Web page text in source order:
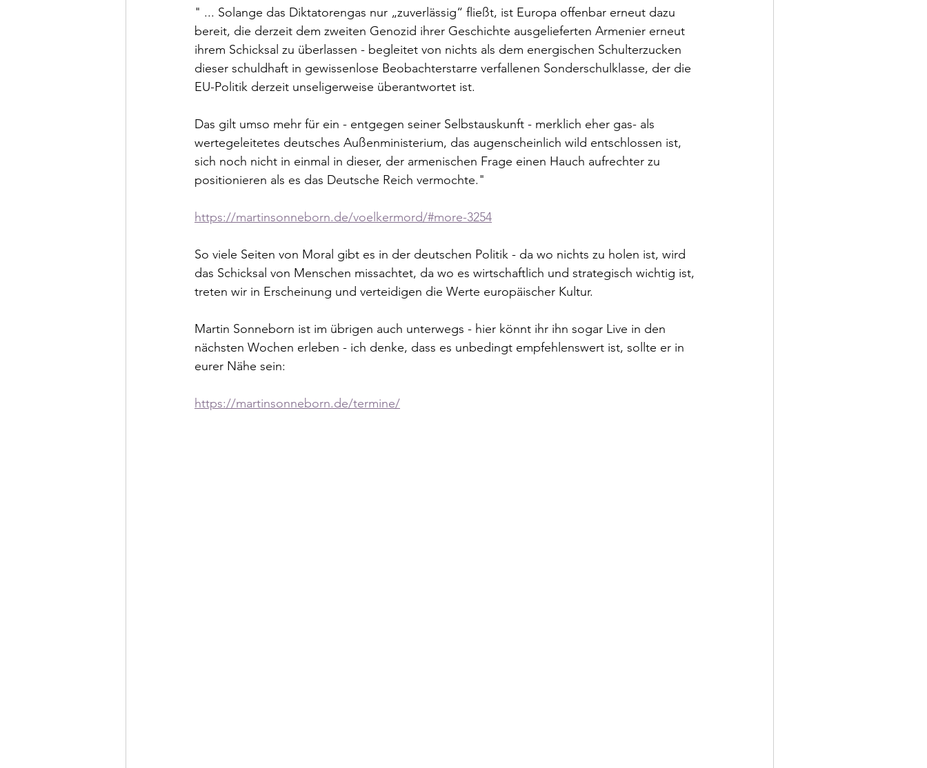
" ... Solange das Diktatorengas nur „zuverlässig“ fließt, ist Europa offenbar erneut dazu
bereit, die derzeit dem zweiten Genozid ihrer Geschichte ausgelieferten Armenier erneut
ihrem Schicksal zu überlassen - begleitet von nichts als dem energischen Schulterzucken
dieser schuldhaft in gewissenlose Beobachterstarre verfallenen Sonderschulklasse, der die
EU-Politik derzeit unseligerweise überantwortet ist.
Das gilt umso mehr für ein - entgegen seiner Selbstauskunft - merklich eher gas- als
wertegeleitetes deutsches Außenministerium, das augenscheinlich wild entschlossen ist,
sich noch nicht in einmal in dieser, der armenischen Frage einen Hauch aufrechter zu
positionieren als es das Deutsche Reich vermochte."
https://martinsonneborn.de/voelkermord/#more-3254
So viele Seiten von Moral gibt es in der deutschen Politik - da wo nichts zu holen ist, wird
das Schicksal von Menschen missachtet, da wo es wirtschaftlich und strategisch wichtig ist,
treten wir in Erscheinung und verteidigen die Werte europäischer Kultur.
Martin Sonneborn ist im übrigen auch unterwegs - hier könnt ihr ihn sogar Live in den
nächsten Wochen erleben - ich denke, dass es unbedingt empfehlenswert ist, sollte er in
eurer Nähe sein:
https://martinsonneborn.de/termine/